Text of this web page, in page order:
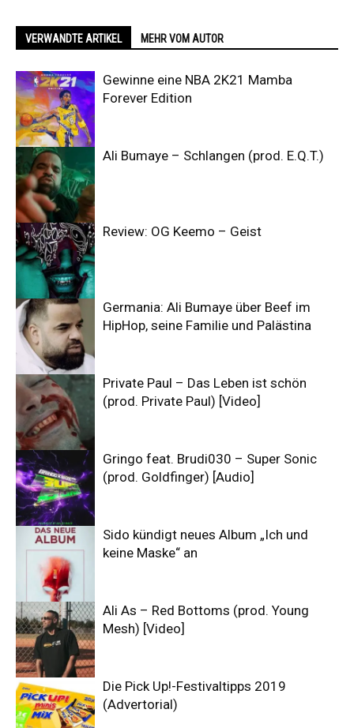
VERWANDTE ARTIKEL MEHR VOM AUTOR
Gewinne eine NBA 2K21 Mamba
Forever Edition
Ali Bumaye – Schlangen (prod. E.Q.T.)
Review: OG Keemo – Geist
Germania: Ali Bumaye über Beef im
HipHop, seine Familie und Palästina
Private Paul – Das Leben ist schön
(prod. Private Paul) [Video]
Gringo feat. Brudi030 – Super Sonic
(prod. Goldfinger) [Audio]
Sido kündigt neues Album „Ich und
keine Maske“ an
Ali As – Red Bottoms (prod. Young
Mesh) [Video]
Die Pick Up!-Festivaltipps 2019
(Advertorial)